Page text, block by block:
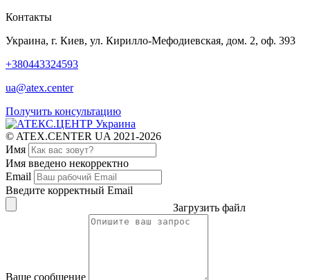
Контакты
Украина, г. Киев, ул. Кирилло-Мефодиевская, дом. 2, оф. 393
+380443324593
ua@atex.center
Получить консультацию
© ATEX.CENTER UA 2021-2026
Имя
Имя введено некорректно
Email
Введите корректный Email
Загрузить файл
Ваше сообщение